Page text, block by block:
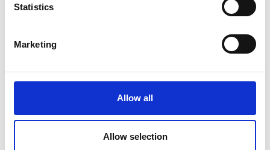
Statistics
Marketing
Allow all
Allow selection
Acepto la declaración de privacidad
ENVIAR
Siguenos en: